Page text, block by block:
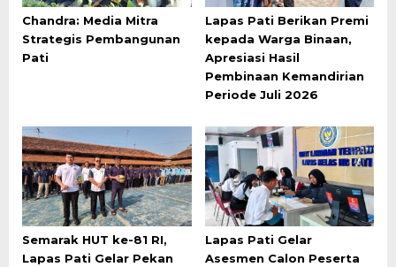
Chandra: Media Mitra
Strategis Pembangunan
Pati
Lapas Pati Berikan Premi
kepada Warga Binaan,
Apresiasi Hasil
Pembinaan Kemandirian
Periode Juli 2026
Semarak HUT ke-81 RI,
Lapas Pati Gelar Pekan
Lapas Pati Gelar
Asesmen Calon Peserta